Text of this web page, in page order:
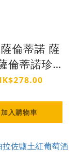
倫蒂諾 薩
倫蒂諾珍藏
葡萄酒
加入購物車